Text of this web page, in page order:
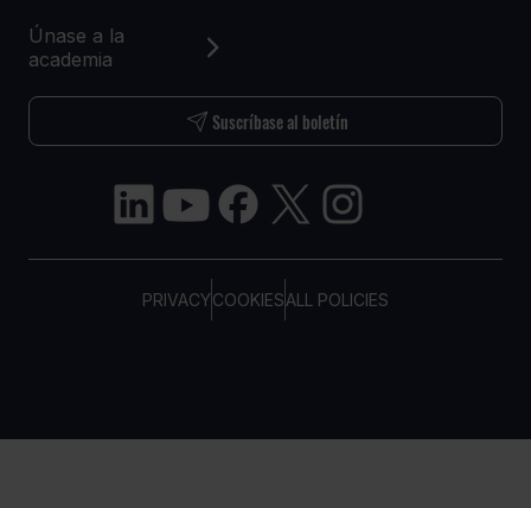
PRIVACYCOOKIESALL POLICIES
Únase a la
academia
Suscríbase al boletín